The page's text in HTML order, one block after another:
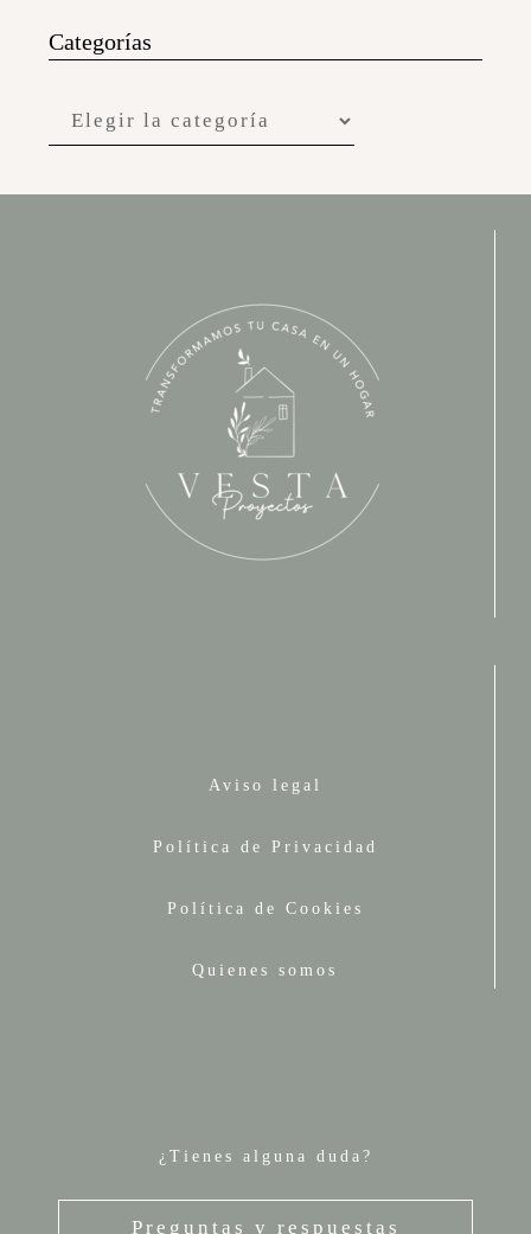
Categorías
Aviso legal
Política de Privacidad
Política de Cookies
Quienes somos
¿Tienes alguna duda?
Preguntas y respuestas